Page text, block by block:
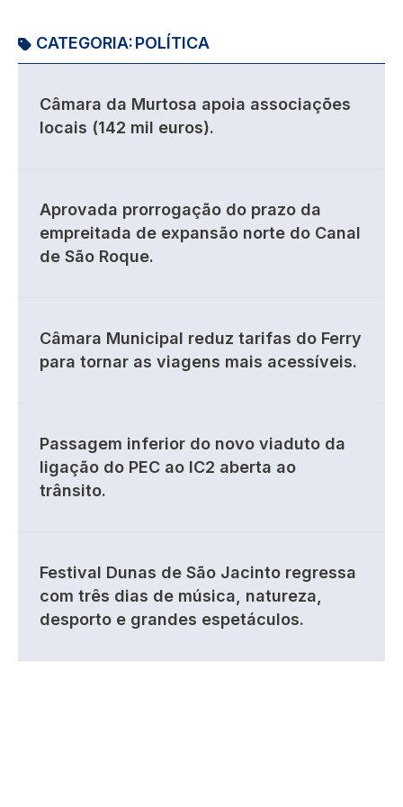
CATEGORIA:POLÍTICA
Câmara da Murtosa apoia associações
locais (142 mil euros).
Aprovada prorrogação do prazo da
empreitada de expansão norte do Canal
de São Roque.
Câmara Municipal reduz tarifas do Ferry
para tornar as viagens mais acessíveis.
Passagem inferior do novo viaduto da
ligação do PEC ao IC2 aberta ao
trânsito.
Festival Dunas de São Jacinto regressa
com três dias de música, natureza,
desporto e grandes espetáculos.